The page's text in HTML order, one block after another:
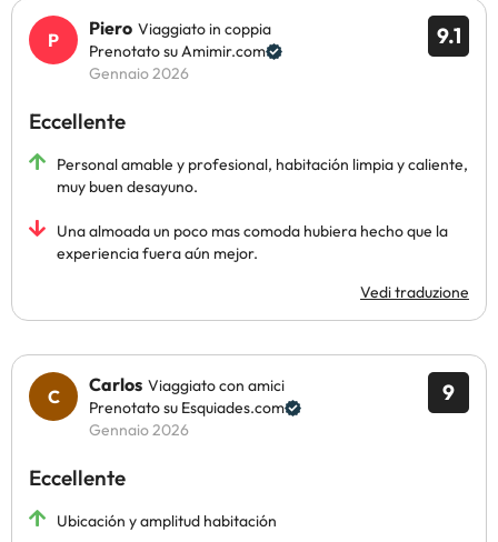
9.1
Piero Viaggiato in coppia
Prenotato su Amimir.com
Gennaio 2026
Eccellente
Personal amable y profesional, habitación limpia y caliente,
muy buen desayuno.
Una almoada un poco mas comoda hubiera hecho que la
experiencia fuera aún mejor.
Vedi traduzione
9
Carlos Viaggiato con amici
Prenotato su Esquiades.com
Gennaio 2026
Eccellente
Ubicación y amplitud habitación